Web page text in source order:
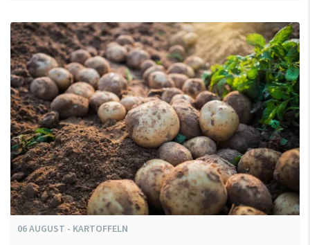
06AUGUST - KARTOFFELN